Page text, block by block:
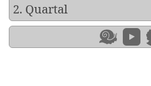
2. Quartal